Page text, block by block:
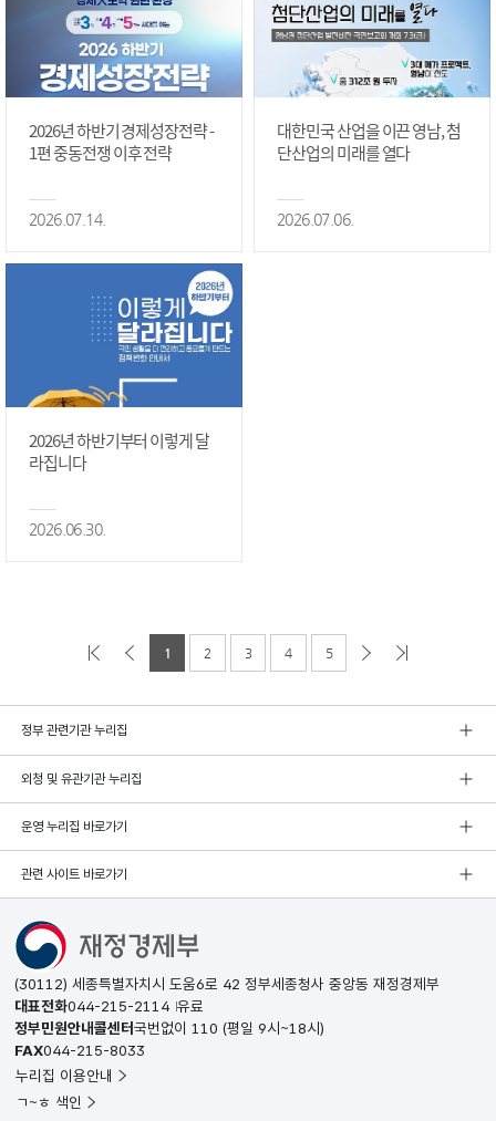
2026년 하반기 경제성장전략 -
1편 중동전쟁 이후 전략
2026.07.14.
대한민국 산업을 이끈 영남, 첨
단산업의 미래를 열다
2026.07.06.
2026년 하반기부터 이렇게 달
라집니다
2026.06.30.
1 2 3 4 5
정부 관련기관 누리집
외청 및 유관기관 누리집
운영 누리집 바로가기
관련 사이트 바로가기
(30112) 세종특별자치시 도움6로 42 정부세종청사 중앙동 재정경제부
대표전화044-215-2114 유료
정부민원안내콜센터국번없이 110 (평일 9시~18시)
FAX044-215-8033
누리집 이용안내
ㄱ~ㅎ 색인